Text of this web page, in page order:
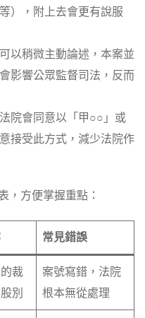
），附上去會更有說服
可以稍微主動論述，本案並
影響公眾監督司法，反而
法院會同意以「甲○○」或
接受此方式，減少法院作
，方便掌握重點：
常見錯誤
裁
別
案號寫錯，法院
根本無從處理